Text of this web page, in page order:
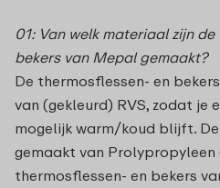
01: Van welk materiaal zijn
bekers van Mepal gemaakt?
De thermosflessen- en
van (gekleurd) RVS, zodat je
mogelijk warm/koud blijft.
gemaakt van Prolypropyleen
thermosflessen- en bekers